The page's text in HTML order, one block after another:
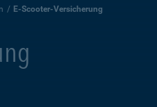
E-Scooter-Versicherung